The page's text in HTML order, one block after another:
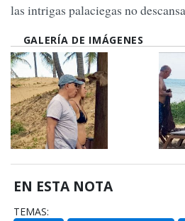
las intrigas palaciegas no
GALERÍA DE IMÁGENES
EN ESTA NOTA
TEMAS: